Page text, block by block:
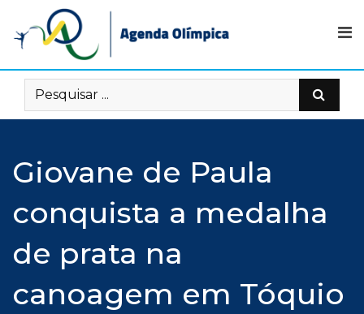
content
Giovane de Paula
conquista a medalha
de prata na
canoagem em Tóquio